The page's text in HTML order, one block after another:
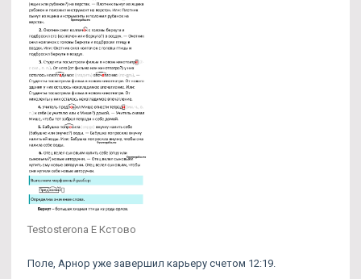
Testosterona E Кстово
Поле, Арнор уже завершил карьеру счетом 12:19.